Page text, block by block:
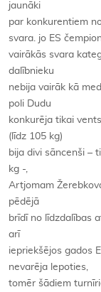
jaunāki
par konkurentiem
svara. jo ES
vairākās svara
dalībnieku
nebija vairāk kā
poli Dudu
konkurēja tikai
(līdz 105 kg)
bija divi sāncenši –
kg -,
Artjomam
pēdējā
brīdī no līdzdalības
arī
iepriekšējos gados
nevarēja lepoties,
tomēr šādiem